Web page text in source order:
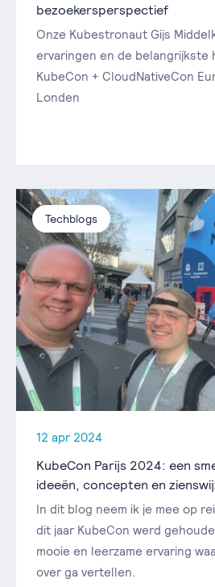
bezoekersperspectief
Onze Kubestronaut Gijs
ervaringen en de belangrijkste
KubeCon + CloudNativeCon
Londen
Techblogs
12 apr 2024
KubeCon Parijs 2024: een
ideeën, concepten en
In dit blog neem ik je mee op
dit jaar KubeCon werd
mooie en leerzame ervaring
over ga vertellen.